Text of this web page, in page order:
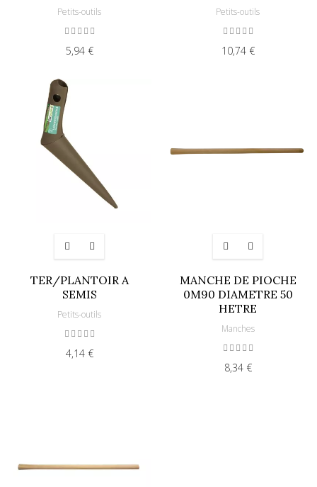
Petits-outils
5,94 €
Petits-outils
10,74 €
TER/PLANTOIR A
SEMIS
Petits-outils
4,14 €
MANCHE DE PIOCHE
0M90 DIAMETRE 50
HETRE
Manches
8,34 €